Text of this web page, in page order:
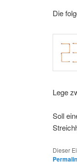
Die
Lege
Soll
Dieser